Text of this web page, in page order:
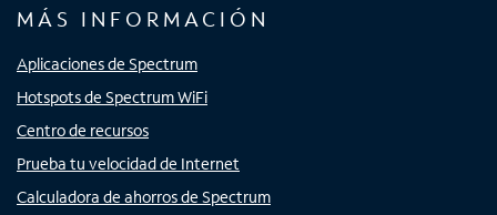
MÁS INFORMACIÓN
Aplicaciones de Spectrum
Hotspots de Spectrum WiFi
Centro de recursos
Prueba tu velocidad de Internet
Calculadora de ahorros de Spectrum